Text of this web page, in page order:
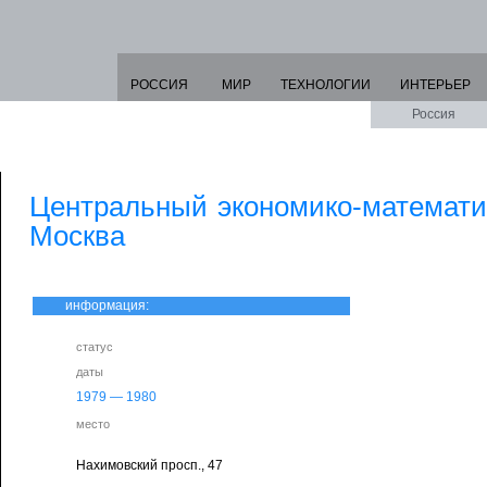
РОССИЯ МИР ТЕХНОЛОГИИ
ИНТЕРЬЕР
Россия
Центральный экономико-
Москва
информация:
статус
даты
1979 — 1980
место
Нахимовский просп., 47